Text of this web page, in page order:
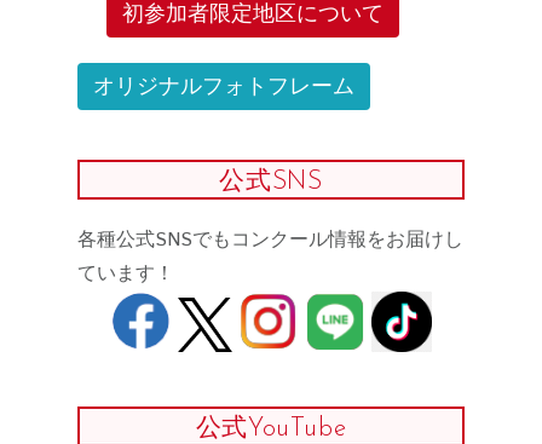
初参加者限定地区について
オリジナルフォトフレーム
公式SNS
各種公式SNSでもコンクール情報をお届けし
ています！
公式YouTube